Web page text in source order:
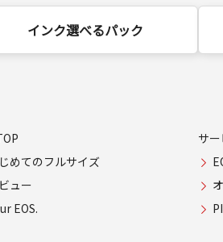
インク選べるパック
めてのフルサイズ
ュー
EOS.
サ